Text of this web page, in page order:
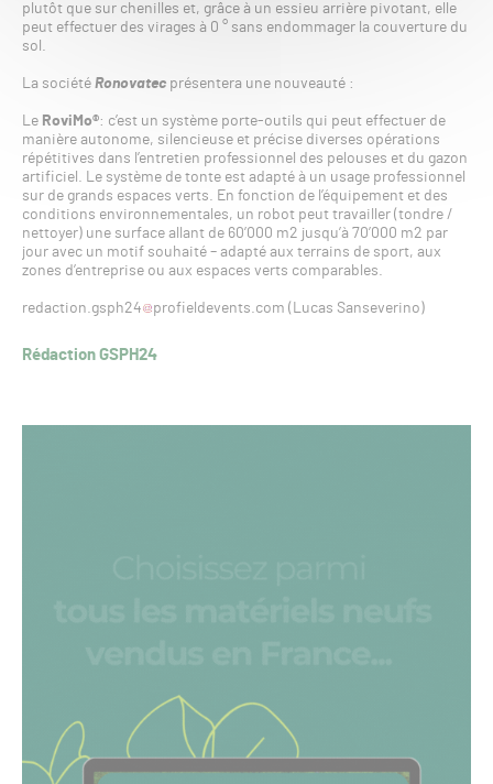
plutôt que sur chenilles et, grâce à un essieu arrière pivotant, elle
peut effectuer des virages à 0 ° sans endommager la couverture du
sol.
La société Ronovatecprésentera une nouveauté :
Le RoviMo®: c’est un système porte-outils qui peut effectuer de
manière autonome, silencieuse et précise diverses opérations
répétitives dans l’entretien professionnel des pelouses et du gazon
artificiel. Le système de tonte est adapté à un usage professionnel
sur de grands espaces verts. En fonction de l’équipement et des
conditions environnementales, un robot peut travailler (tondre /
nettoyer) une surface allant de 60’000 m2 jusqu’à 70’000 m2 par
jour avec un motif souhaité – adapté aux terrains de sport, aux
zones d’entreprise ou aux espaces verts comparables.
redaction.gsph24 profieldevents.com (Lucas Sanseverino)
Rédaction GSPH24